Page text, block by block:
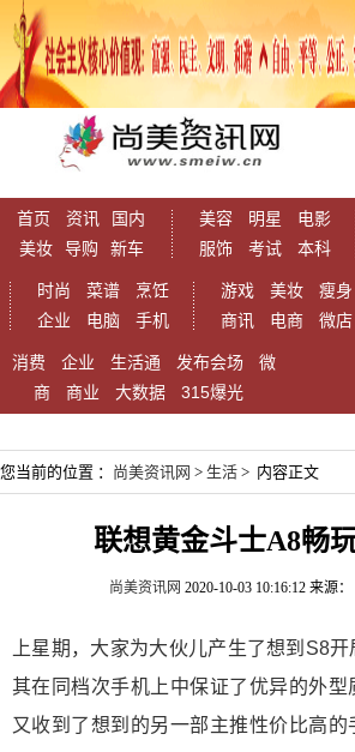
首页 资讯
国内
美妆
导购 新车
美容 明星
电影
服饰
考试 本科
时尚 菜谱
烹饪
企业
电脑 手机
游戏 美妆
瘦身
商讯
电商 微店
消费 企业 生活通 发布会场
微
商
商业 大数据 315爆光
您当前的位置 ： 尚美资讯网 > 生活 > 内容正文
联想黄金斗士A8畅
尚美资讯网 2020-10-03 10:16:12 来源：
上星期，大家为大伙儿产生了想到S8
其在同档次手机上中保证了优异的外型
又收到了想到的另一部主推性价比高